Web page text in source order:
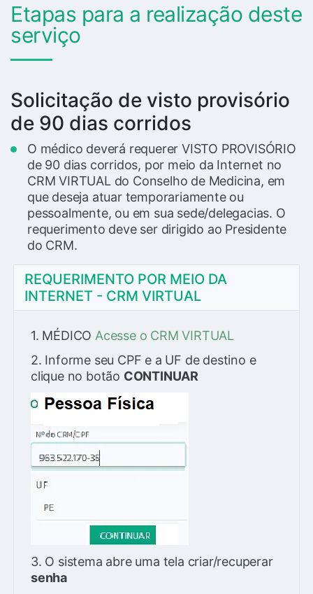
Etapas para a realização deste
serviço
Solicitação de visto provisório
de 90 dias corridos
O médico deverá requerer VISTO PROVISÓRIO
de 90 dias corridos, por meio da Internet no
CRM VIRTUAL do Conselho de Medicina, em
que deseja atuar temporariamente ou
pessoalmente, ou em sua sede/delegacias. O
requerimento deve ser dirigido ao Presidente
do CRM.
REQUERIMENTO POR MEIO DA
INTERNET - CRM VIRTUAL
1. MÉDICO Acesse o CRM VIRTUAL
2. Informe seu CPF e a UF de destino e
clique no botão CONTINUAR
3. O sistema abre uma tela criar/recuperar
senha